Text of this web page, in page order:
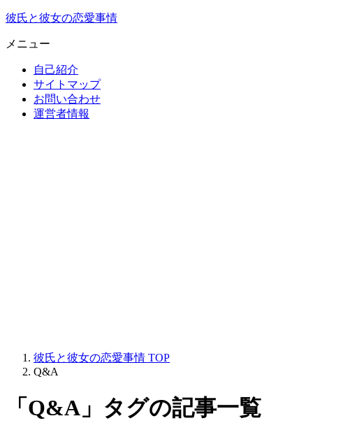
彼氏と彼女の恋愛事情
メニュー
自己紹介
サイトマップ
お問い合わせ
運営者情報
彼氏と彼女の恋愛事情 TOP
Q&A
「Q&A」タグの記事一覧